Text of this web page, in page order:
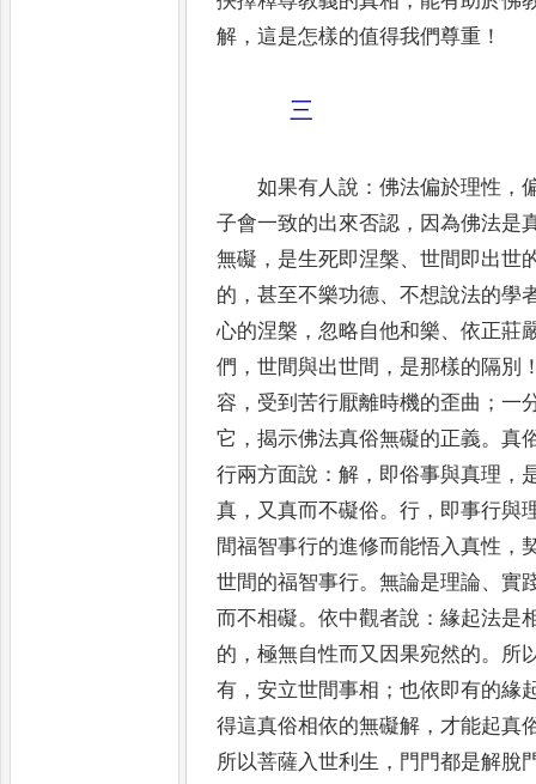
解 ，這是怎樣的值得我們尊重 ！
三
如果有人說 ：佛法偏於理性 ，
子會一致的出來否認 ， 因為佛法是
無礙 ， 是生死即涅槃、世間即出世
的 ，甚至不樂功德、不想說法的學
心的涅槃 ， 忽略自他和樂、依正莊
們 ，世間與出世間 ， 是那樣的隔別
容 ， 受到苦行厭離時機的歪曲 ；一
它 ，揭示佛法真俗無礙的正義。真
行兩方面說 ：解 ， 即俗事與真理 ，
真 ， 又真而不礙俗。行 ， 即事行與
間福智事行的進修而能悟入真性 ，
世間的福智事行。無論是理論、實
而不相礙。依中觀者說 ：緣起法是
的 ，極無自性而又因果宛然的。
所
有 ，安立世間事相 ；也依即有的緣
得這真俗相依的無礙解 ， 才能起真
所以菩薩入世利生 ， 門門都是解脫